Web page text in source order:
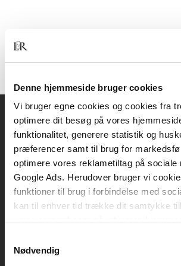
Denne hjemmeside bruger cookies
Vi bruger egne cookies og cookies fra
optimere dit besøg på vores
funktionalitet, generere statistik og
præferencer samt til brug for
optimere vores reklametiltag på sociale
Google Ads. Herudover bruger vi
funktioner til brug i forbindelse med
kan til enhver tid trække dit samtykke
tilbagetrækker et samtykke.
Nødvendig
Akademisk Forlag
Vognmagergade 11
1120 København K
CVR 76351910
Kontakt kundeservice